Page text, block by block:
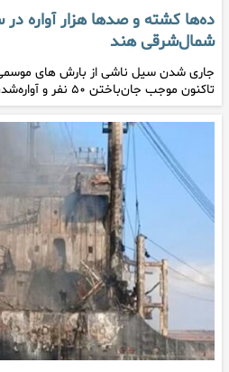
ده‌ها کشته و صدها هزار آواره
شمال‌شرقی هند
جاری شدن سیل ناشی از بارش های
تاکنون موجب جان‌باختن ۵۰ نفر و آواره‌شدن ۷۰۰ هزار نفر دیگر ش…